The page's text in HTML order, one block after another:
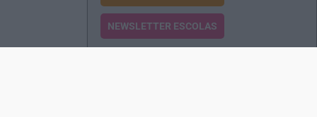
NEWSLETTER ESCOLAS